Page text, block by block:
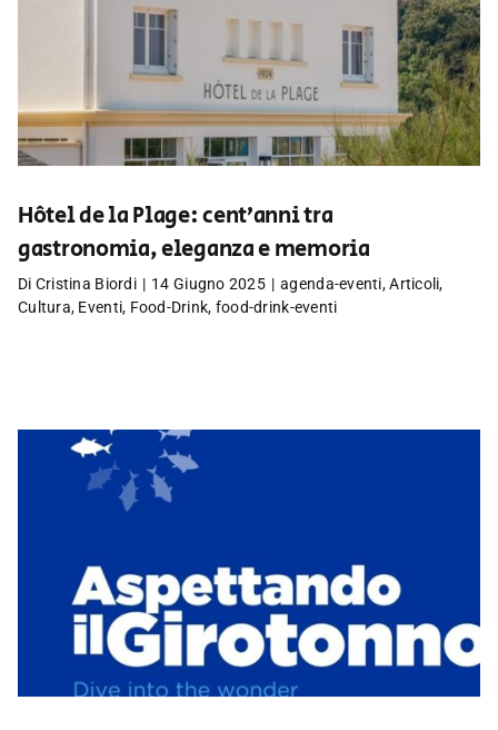
Hôtel de la Plage: cent’anni tra
gastronomia, eleganza e memoria
Di Cristina Biordi | 14 Giugno 2025 | agenda-eventi,Articoli,
Cultura, Eventi, Food-Drink, food-drink-eventi